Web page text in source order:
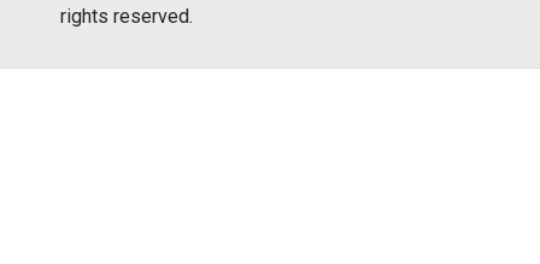
rights reserved.